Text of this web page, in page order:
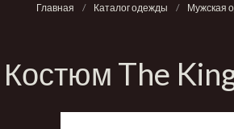
Главная / Каталог одежды / Мужская
Костюм The